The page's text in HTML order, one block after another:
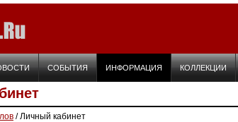
СОБЫТИЯ ИНФОРМАЦИЯ КОЛЛЕКЦИИ
/ Личный кабинет